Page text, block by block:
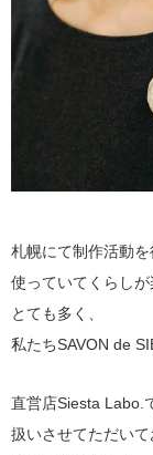
札幌にて制作活動を
使っていてくらし
とても多く、
私たちSAVON de
直営店Siesta Labo.
扱いさせてただい